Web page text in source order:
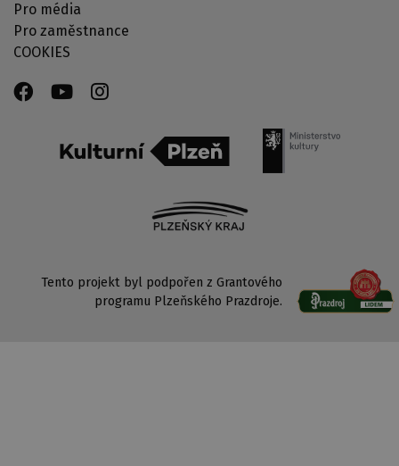
Pro média
Pro zaměstnance
COOKIES
Tento projekt byl podpořen z Grantového
programu Plzeňského Prazdroje.